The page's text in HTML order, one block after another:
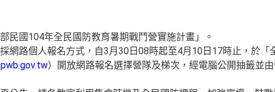
民國104年全民國防教育暑期戰鬥營實施計畫」。
網路個人報名方式，自3月30日08時起至4月10日17時止，於「
）開放網路報名選擇營隊及梯次，經電腦公開抽籤並